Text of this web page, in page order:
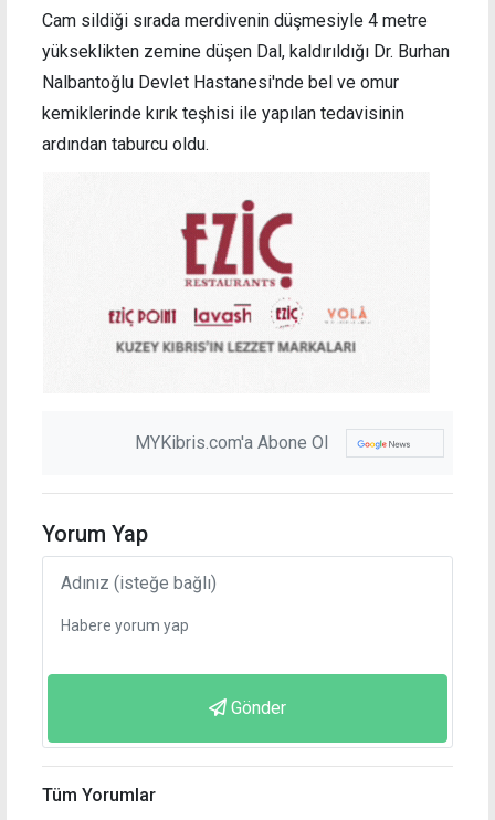
Cam sildiği sırada merdivenin düşmesiyle 4 metre
yükseklikten zemine düşen Dal, kaldırıldığı Dr. Burhan
Nalbantoğlu Devlet Hastanesi'nde bel ve omur
kemiklerinde kırık teşhisi ile yapılan tedavisinin
ardından taburcu oldu.
MYKibris.com'a Abone Ol
Yorum Yap
Gönder
Tüm Yorumlar